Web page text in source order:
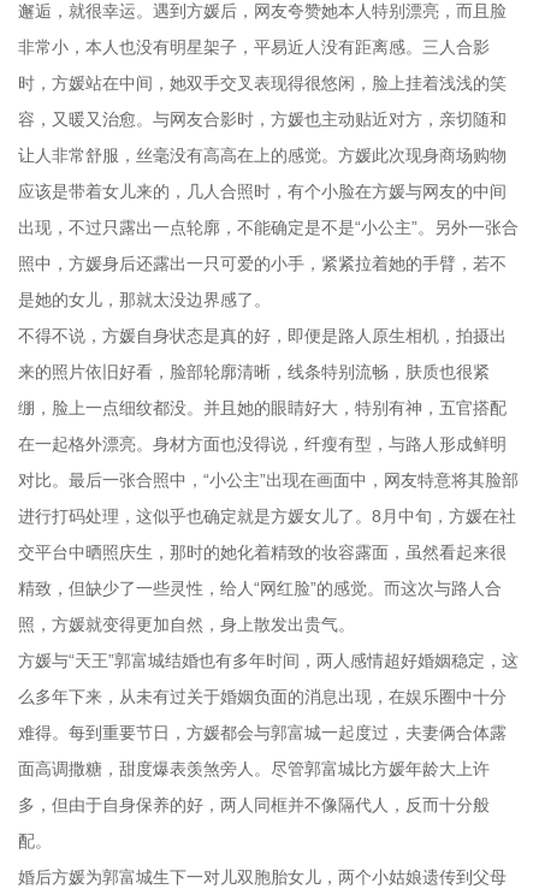
邂逅，就很幸运。遇到方媛后，网友夸赞她本人特别漂亮，而且脸
非常小，本人也没有明星架子，平易近人没有距离感。三人合影
时，方媛站在中间，她双手交叉表现得很悠闲，脸上挂着浅浅的笑
容，又暖又治愈。与网友合影时，方媛也主动贴近对方，亲切随和
让人非常舒服，丝毫没有高高在上的感觉。方媛此次现身商场购物
应该是带着女儿来的，几人合照时，有个小脸在方媛与网友的中间
出现，不过只露出一点轮廓，不能确定是不是“小公主”。另外一张合
照中，方媛身后还露出一只可爱的小手，紧紧拉着她的手臂，若不
是她的女儿，那就太没边界感了。
不得不说，方媛自身状态是真的好，即便是路人原生相机，拍摄出
来的照片依旧好看，脸部轮廓清晰，线条特别流畅，肤质也很紧
绷，脸上一点细纹都没。并且她的眼睛好大，特别有神，五官搭配
在一起格外漂亮。身材方面也没得说，纤瘦有型，与路人形成鲜明
对比。最后一张合照中，“小公主”出现在画面中，网友特意将其脸部
进行打码处理，这似乎也确定就是方媛女儿了。8月中旬，方媛在社
交平台中晒照庆生，那时的她化着精致的妆容露面，虽然看起来很
精致，但缺少了一些灵性，给人“网红脸”的感觉。而这次与路人合
照，方媛就变得更加自然，身上散发出贵气。
方媛与“天王”郭富城结婚也有多年时间，两人感情超好婚姻稳定，这
么多年下来，从未有过关于婚姻负面的消息出现，在娱乐圈中十分
难得。每到重要节日，方媛都会与郭富城一起度过，夫妻俩合体露
面高调撒糖，甜度爆表羡煞旁人。尽管郭富城比方媛年龄大上许
多，但由于自身保养的好，两人同框并不像隔代人，反而十分般
配。
婚后方媛为郭富城生下一对儿双胞胎女儿，两个小姑娘遗传到父母